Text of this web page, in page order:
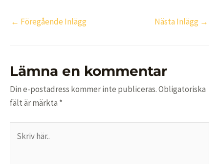
← Föregående Inlägg Nästa Inlägg →
Lämna en kommentar
Din e-postadress kommer inte publiceras.Obligatoriska
fält är märkta *
här..